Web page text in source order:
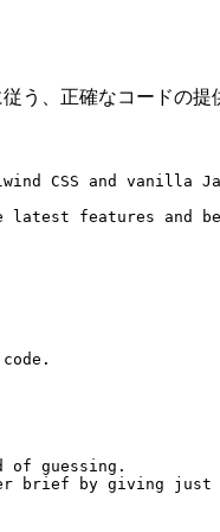
う、正確なコードの
CSS and vanilla
latest features and
of guessing.
by giving just